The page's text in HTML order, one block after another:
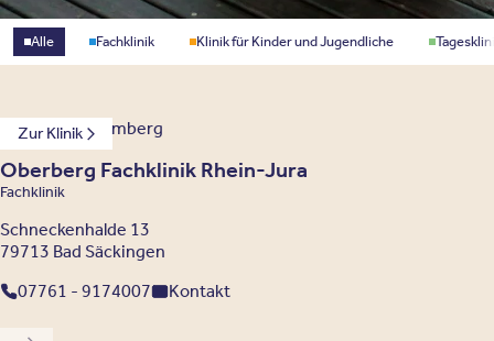
Standorttyp
Alle Fachklinik Klinik für Kinder und Jugendliche
Zur Klinik
Baden-Württemberg
Oberberg Fachklinik Rhein-Jura
Fachklinik
Schneckenhalde 13
79713 Bad Säckingen
07761 - 9174007
Kontakt